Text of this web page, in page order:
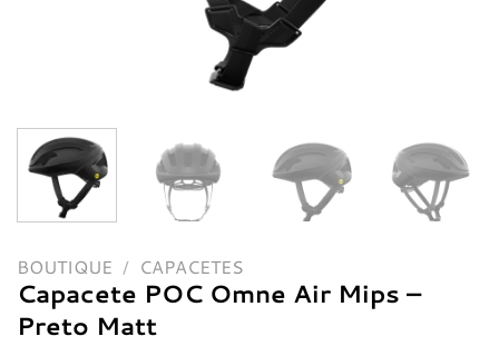
BOUTIQUE / CAPACETES
Capacete POC Omne Air Mips –
Preto Matt